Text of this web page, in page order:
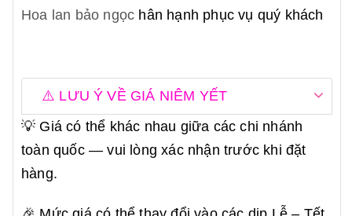
Hoa lan bảo ngọc hân hạnh phục vụ quý khách
⚠️ LƯU Ý VỀ GIÁ NIÊM YẾT
💡 Giá có thể khác nhau giữa các chi nhánh
toàn quốc — vui lòng xác nhận trước khi đặt
hàng.